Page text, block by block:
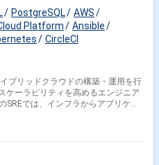
PostgreSQL
AWS
Platform
Ansible
CircleCI
ブリッドクラウドの構築・運用を行
ケーラビリティを高めるエンジニア
ます。 - オンプレミス、GCP、